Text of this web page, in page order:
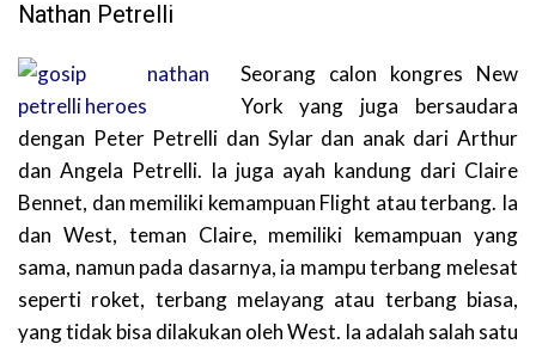
Nathan Petrelli
Seorang calon kongres New
York yang juga bersaudara
dengan Peter Petrelli dan Sylar dan anak dari Arthur
dan Angela Petrelli. Ia juga ayah kandung dari Claire
Bennet, dan memiliki kemampuan Flight atau terbang. Ia
dan West, teman Claire, memiliki kemampuan yang
sama, namun pada dasarnya, ia mampu terbang melesat
seperti roket, terbang melayang atau terbang biasa,
yang tidak bisa dilakukan oleh West. Ia adalah salah satu